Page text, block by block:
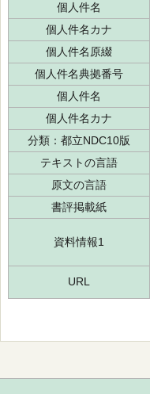
個人件名
個人件名カナ
個人件名原綴
個人件名典拠番号
個人件名
個人件名カナ
分類：都立NDC10版
テキストの言語
原文の言語
書評掲載紙
資料情報1
URL